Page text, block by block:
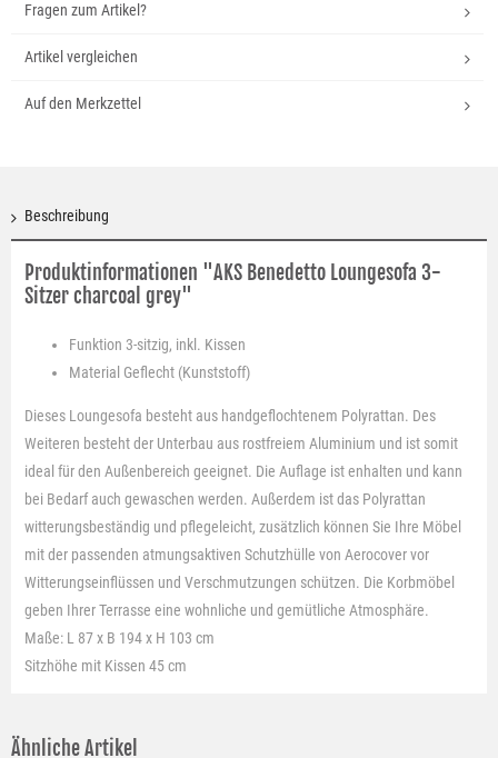
Fragen zum Artikel?
Artikel vergleichen
Auf den Merkzettel
Beschreibung
Produktinformationen "AKS Benedetto Loungesofa 3-
Sitzer charcoal grey"
Funktion 3-sitzig, inkl. Kissen
Material Geflecht (Kunststoff)
Dieses Loungesofa besteht aus handgeflochtenem Polyrattan. Des
Weiteren besteht der Unterbau aus rostfreiem Aluminium und ist somit
ideal für den Außenbereich geeignet. Die Auflage ist enhalten und kann
bei Bedarf auch gewaschen werden. Außerdem ist das Polyrattan
witterungsbeständig und pflegeleicht, zusätzlich können Sie Ihre Möbel
mit der passenden atmungsaktiven Schutzhülle von Aerocover vor
Witterungseinflüssen und Verschmutzungen schützen. Die Korbmöbel
geben Ihrer Terrasse eine wohnliche und gemütliche Atmosphäre.
Maße: L 87 x B 194 x H 103 cm
Sitzhöhe mit Kissen 45 cm
Ähnliche Artikel